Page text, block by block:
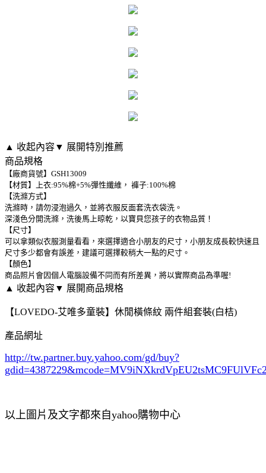
▲ 收起內容▼ 展開特別推薦
商品規格
【廠商貨號】GSH13009
【材質】上衣:95%棉+5%彈性纖維， 褲子:100%棉
【洗滌方式】
洗滌時，請勿浸泡過久，並將衣服反面套洗衣袋洗。
深淺色分開洗滌，洗後馬上晾乾，以寶貝您孩子的衣物品質！
【尺寸】
可以拿類似衣服測量看看，來選擇適合小朋友的尺寸，小朋友成長較快速且
尺寸多少都會有誤差，建議可選擇較稍大一點的尺寸。
【顏色】
商品照片會因個人電腦設備不同而有所差異，將以實際商品為準喔!
▲ 收起內容▼ 展開商品規格
【LOVEDO-艾唯多童裝】休閒橫條紋 兩件組套裝(白桔)
產品網址
http://tw.partner.buy.yahoo.com/gd/buy?
gdid=4387229
以上圖片及文字都來自yahoo購物中心